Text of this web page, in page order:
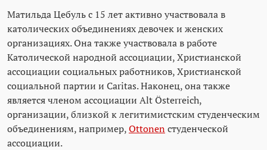
Матильда Цебуль с 15 лет активно участвовала в
католических объединениях девочек и женских
организациях. Она также участвовала в работе
Католической народной ассоциации, Христианской
ассоциации социальных работников, Христианской
социальной партии и Caritas. Наконец, она также
является членом ассоциации Alt Österreich,
организации, близкой к легитимистским студенческим
объединениям, например,Ottonenстуденческой
ассоциации.